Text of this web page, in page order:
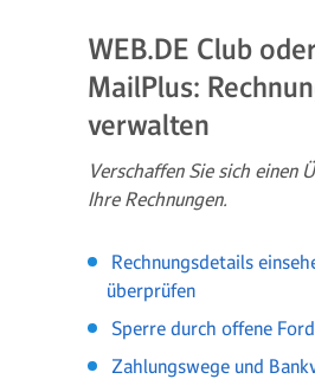
WEB.DE Club
MailPlus:
verwalten
Verschaffen Sie sich einen
Ihre Rechnungen.
Rechnungsdetails
überprüfen
Sperre durch offene
Zahlungswege und